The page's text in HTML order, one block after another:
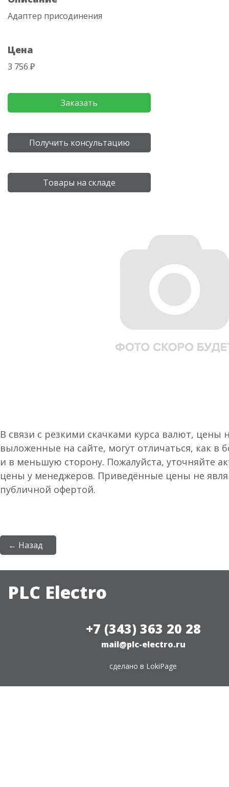
Адаптер присодинения
Цена
3 756 ₽
Заказать
Получить консультацию
Товары на складе
В связи с резкими скачками курса валют, цены
выложенные на сайте, могут отличаться, как в
и в меньшую сторону. Пожалуйста, уточняйте
цены у менеджеров. Приведённые цены не
публичной офертой.
← Назад
PLC Electro
+7 (343) 363 20 28
mail@plc-electro.ru
сделано в LokiPage